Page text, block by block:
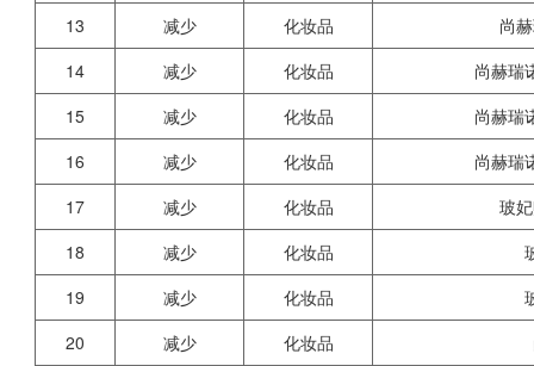
13
减少 化妆品
尚
14
减少 化妆品
尚赫瑞
15
减少 化妆品
尚赫瑞
16
减少 化妆品
尚赫瑞
17
减少 化妆品
玻
18
减少 化妆品
19
减少 化妆品
20
减少 化妆品